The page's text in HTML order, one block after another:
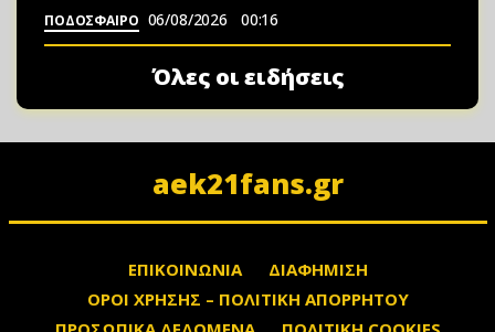
ΠΟΔΟΣΦΑΙΡΟ 06/08/2026 00:16
Όλες οι ειδήσεις
aek21fans.gr
ΕΠΙΚΟΙΝΩΝΙΑ
ΔΙΑΦΗΜΙΣΗ
ΟΡΟΙ ΧΡΗΣΗΣ – ΠΟΛΙΤΙΚΗ ΑΠΟΡΡΗΤΟΥ